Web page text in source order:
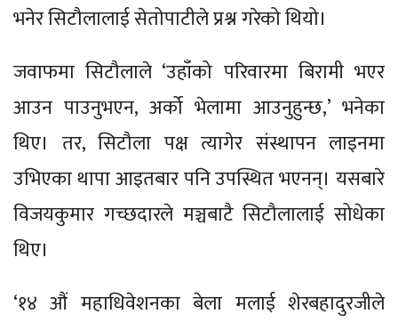
भनेर सिटौलालाई सेतोपाटीले प्रश्न गरेको थियो।
जवाफमा सिटौलाले ‘उहाँको परिवारमा बिरामी भएर
आउन पाउनुभएन, अर्को भेलामा आउनुहुन्छ,’ भनेका
थिए। तर, सिटौला पक्ष त्यागेर संस्थापन लाइनमा
उभिएका थापा आइतबार पनि उपस्थित भएनन्। यसबारे
विजयकुमार गच्छदारले मञ्चबाटै सिटौलालाई सोधेका
थिए।
‘१४ औं महाधिवेशनका बेला मलाई शेरबहादुरजीले